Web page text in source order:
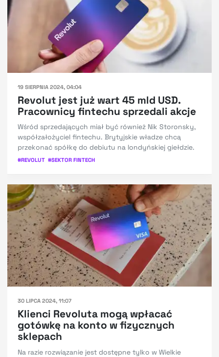
19 SIERPNIA 2024, 04:04
Revolut jest już wart 45 mld USD.
Pracownicy fintechu sprzedali akcje
Wśród sprzedających miał być również Nik Storonsky,
współzałożyciel fintechu. Brytyjskie władze chcą
przekonać spółkę do debiutu na londyńskiej giełdzie.
#REVOLUT #SEKTOR FINTECH
30 LIPCA 2024, 11:07
Klienci Revoluta mogą wpłacać
gotówkę na konto w fizycznych
sklepach
Na razie rozwiązanie jest dostępne tylko w Wielkie